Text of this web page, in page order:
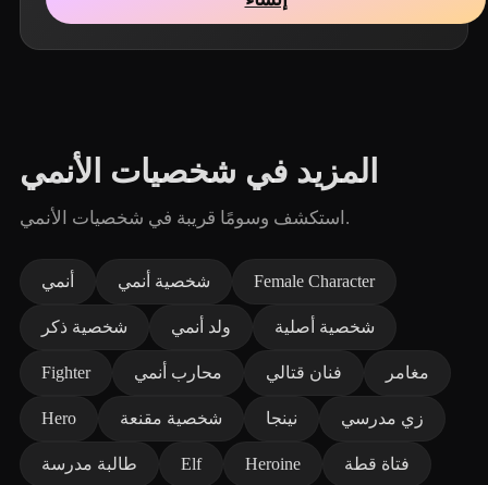
المزيد في شخصيات الأنمي
استكشف وسومًا قريبة في شخصيات الأنمي.
أنمي شخصية أنمي Female Character
شخصية ذكر ولد أنمي شخصية أصلية
Fighter محارب أنمي فنان قتالي مغامر
Hero شخصية مقنعة نينجا زي مدرسي
طالبة مدرسة Elf Heroine فتاة قطة